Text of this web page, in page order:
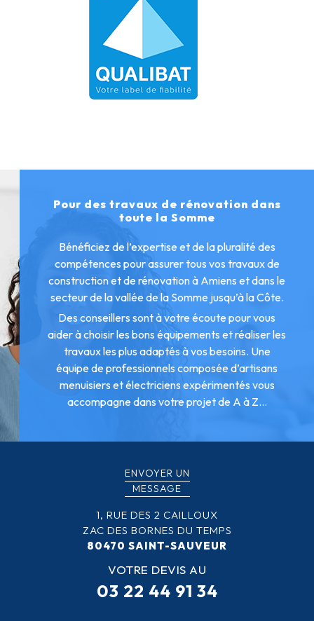
Pour des travaux de rénovation dans
toute la Somme
Bénéficiez de l’expertise et de la pluralité des
compétences pour assurer tous vos travaux de
construction et de rénovation à Amiens et dans le
secteur de la vallée de la Somme jusqu’à la Côte.
Des conseillers sont à votre écoute pour vous
aider à choisir les bons équipements et réaliser les
travaux les plus adaptés à vos besoins. Une
équipe de professionnels composée d’artisans
menuisiers et électriciens expérimentés vous
accompagne dans votre projet de A à Z...
ENVOYER UN
MESSAGE
1, RUE DES 2 CAILLOUX
ZAC DES BORNES DU TEMPS
80470 SAINT-SAUVEUR
VOTRE DEVIS AU
03 22 44 91 34